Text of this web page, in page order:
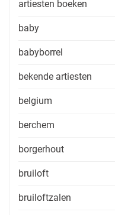
artiesten boeken
baby
babyborrel
bekende artiesten
belgium
berchem
borgerhout
bruiloft
bruiloftzalen